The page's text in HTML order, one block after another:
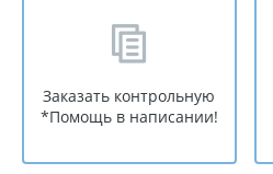
Заказать контрольную
*Помощь в написании!